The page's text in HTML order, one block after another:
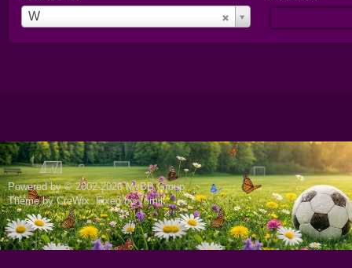
W
Login
Powered by © 2002-2026MyBB Group.
Theme byCreWix. Fixed byTomik.